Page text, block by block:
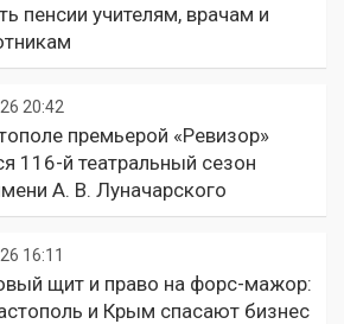
пенсии учителям, врачам и
20:42
премьерой «Ревизор»
116-й театральный сезон
А. В. Луначарского
16:11
щит и право на форс-мажор:
и Крым спасают бизнес